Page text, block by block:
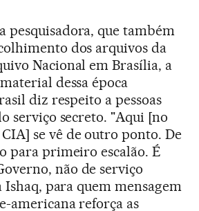
pesquisadora, que também
dos arquivos da
Nacional em Brasília, a
dessa época
diz respeito a pessoas
serviço secreto. "Aqui [no
se vê de outro ponto. De
para primeiro escalão. É
não de serviço
Ishaq, para quem mensagem
americana reforça as